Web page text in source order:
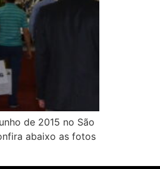
de 2015 no São
abaixo as fotos